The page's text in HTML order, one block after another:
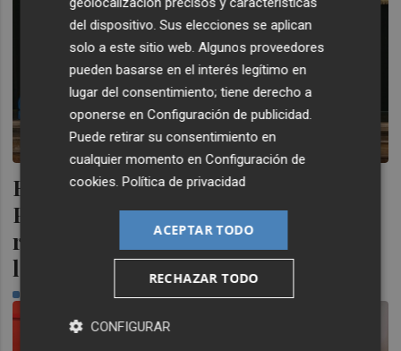
El Ayuntamiento impulsa los
Premios Castellón Emprende 2026:
reconocerán el talento empresarial
local
del dispositivo. Sus elecciones se aplican
solo a este sitio web. Algunos proveedores
pueden basarse en el interés legítimo en
lugar del consentimiento; tiene derecho a
oponerse enConfiguración de publicidad.
Puede retirar su consentimiento en
cualquier momento enConfiguración de
cookies.Política de privacidad
ACEPTAR TODO
RECHAZAR TODO
CONFIGURAR